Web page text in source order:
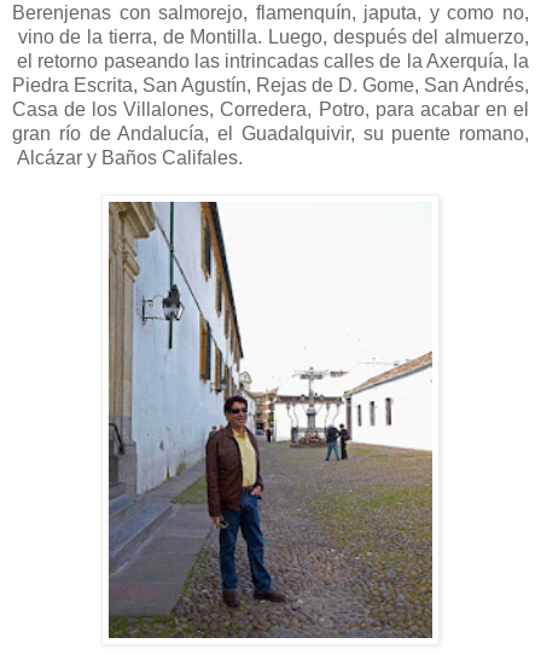
Berenjenas con salmorejo, flamenquín, japuta, y como no,
vino de la tierra, de Montilla. Luego, después del almuerzo,
el retorno paseando las intrincadas calles de la Axerquía, la
Piedra Escrita, San Agustín, Rejas de D. Gome, San Andrés,
Casa de los Villalones, Corredera, Potro, para acabar en el
gran río de Andalucía, el Guadalquivir, su puente romano,
Alcázar y Baños Califales.